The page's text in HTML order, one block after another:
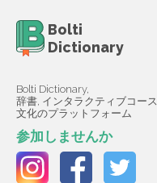
Bolti
Dictionary
Bolti Dictionary,
辞書, インタラクティブコース
文化のプラットフォーム
参加しませんか